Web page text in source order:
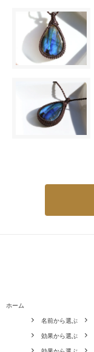
ホーム
名前から選ぶ
効果から選ぶ